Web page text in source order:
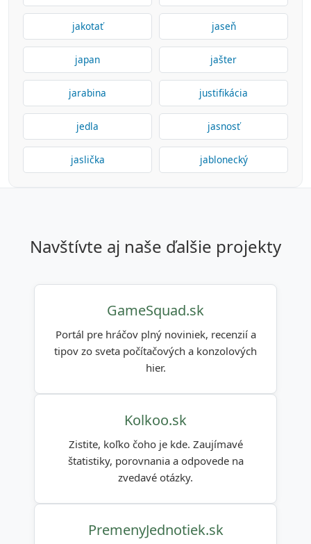
jakotať jaseň
japan jašter
jarabina justifikácia
jedla jasnosť
jaslička jablonecký
navštívte aj naše ďalšie projekty
GameSquad.sk
Portál pre hráčov plný noviniek, recenzií a
tipov zo sveta počítačových a konzolových
hier.
Kolkoo.sk
Zistite, koľko čoho je kde. Zaujímavé
štatistiky, porovnania a odpovede na
zvedavé otázky.
PremenyJednotiek.sk